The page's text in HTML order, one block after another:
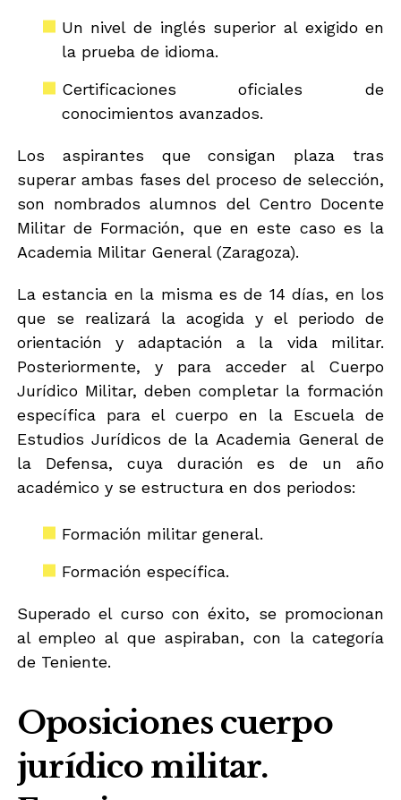
Un nivel de inglés superior al exigido en
la prueba de idioma.
Certificaciones oficiales de
conocimientos avanzados.
Los aspirantes que consigan plaza tras
superar ambas fases del proceso de selección,
son nombrados alumnos del Centro Docente
Militar de Formación, que en este caso es la
Academia Militar General (Zaragoza).
La estancia en la misma es de 14 días, en los
que se realizará la acogida y el periodo de
orientación y adaptación a la vida militar.
Posteriormente, y para acceder al Cuerpo
Jurídico Militar, deben completar la formación
específica para el cuerpo en la Escuela de
Estudios Jurídicos de la Academia General de
la Defensa, cuya duración es de un año
académico y se estructura en dos periodos:
Formación militar general.
Formación específica.
Superado el curso con éxito, se promocionan
al empleo al que aspiraban, con la categoría
de Teniente.
Oposiciones cuerpo
jurídico militar.